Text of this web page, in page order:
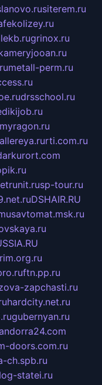
siterem.ru
grinox.ru
metall-perm.ru
drsschool.ru
myragon.ru
rti.com.ru
sp-tour.ru
DSHAIR.RU
rim.org.ru
ftn.pp.ru
zapchasti.ru
hardcity.net.ru
gubernyan.ru
doors.com.ru
ch.spb.ru
statei.ru